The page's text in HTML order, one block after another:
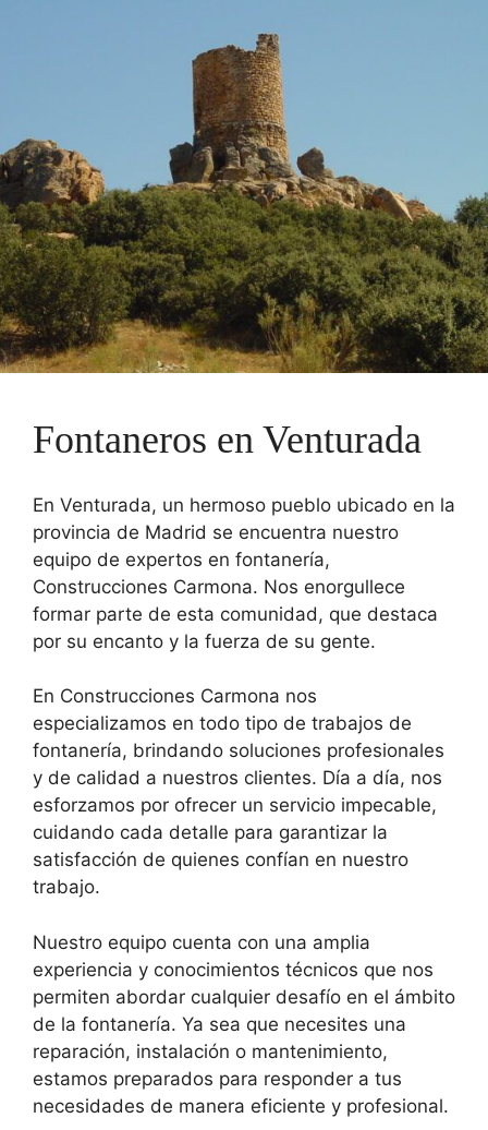
Fontaneros en Venturada
En Venturada, un hermoso pueblo ubicado en la
provincia de Madrid se encuentra nuestro
equipo de expertos en fontanería,
Construcciones Carmona. Nos enorgullece
formar parte de esta comunidad, que destaca
por su encanto y la fuerza de su gente.
En Construcciones Carmona nos
especializamos en todo tipo de trabajos de
fontanería, brindando soluciones profesionales
y de calidad a nuestros clientes. Día a día, nos
esforzamos por ofrecer un servicio impecable,
cuidando cada detalle para garantizar la
satisfacción de quienes confían en nuestro
trabajo.
Nuestro equipo cuenta con una amplia
experiencia y conocimientos técnicos que nos
permiten abordar cualquier desafío en el ámbito
de la fontanería. Ya sea que necesites una
reparación, instalación o mantenimiento,
estamos preparados para responder a tus
necesidades de manera eficiente y profesional.